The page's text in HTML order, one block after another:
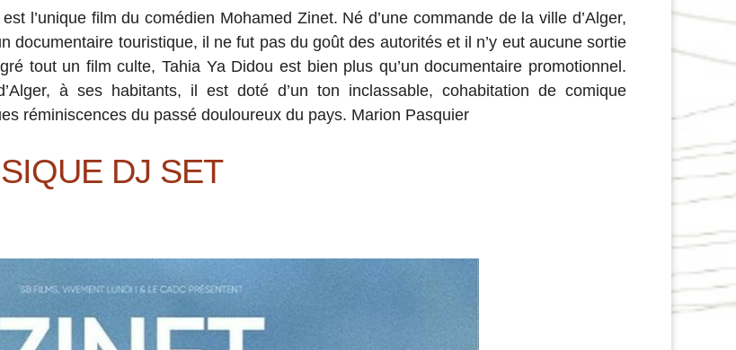
l’unique film du comédien Mohamed Zinet. Né d’une commande de la ville d’Alger,
documentaire touristique, il ne fut pas du goût des autorités et il n’y eut aucune sortie
tout un film culte, Tahia Ya Didou est bien plus qu’un documentaire promotionnel.
à ses habitants, il est doté d’un ton inclassable, cohabitation de comique
réminiscences du passé douloureux du pays. Marion Pasquier
DJ SET